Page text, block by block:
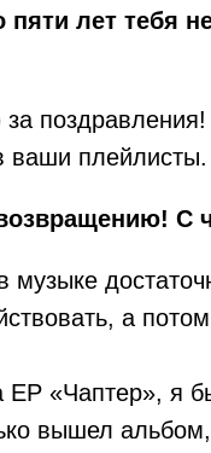
пяти лет тебя
ваши плейлисты.
С
а
EP «Чаптер», я
вышел